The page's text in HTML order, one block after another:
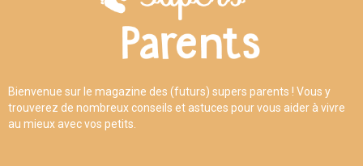
Bienvenue sur le magazine des (futurs) supers parents ! Vous y
trouverez de nombreux conseils et astuces pour vous aider à vivre
au mieux avec vos petits.